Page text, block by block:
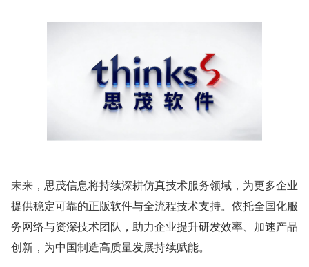
未来，思茂信息将持续深耕仿真技术服务领域，为更多企业
提供稳定可靠的正版软件与全流程技术支持。依托全国化服
务网络与资深技术团队，助力企业提升研发效率、加速产品
创新，为中国制造高质量发展持续赋能。